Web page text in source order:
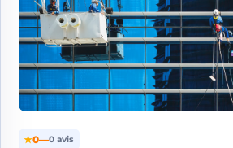
★0—0 avis